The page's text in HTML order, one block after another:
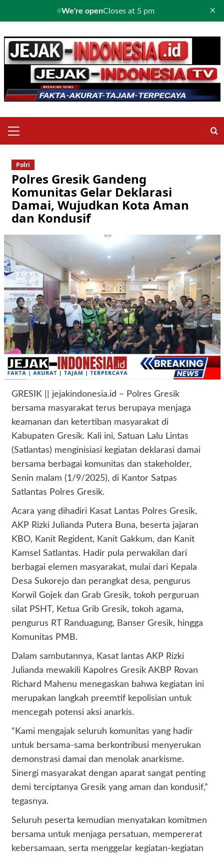
We're openCloses at 5 pm ×
to
content
Menu
Polri
Polres Gresik Gandeng
Komunitas Gelar Deklarasi
Damai, Wujudkan Kota Aman
dan Kondusif
GRESIK || jejakindonesia.id – Polres Gresik
bersama masyarakat terus berupaya menjaga
keamanan dan ketertiban masyarakat di
Kabupaten Gresik. Kali ini, Satuan Lalu Lintas
(Satlantas) menginisiasi kegiatan deklarasi damai
bersama berbagai komunitas dan stakeholder,
Senin malam (1/9/2025), di Kantor Satpas
Satlantas Polres Gresik.
Acara yang dihadiri Kasat Lantas Polres Gresik,
AKP Rizki Julianda Putera Buna, beserta jajaran
KBO, Kanit Regident, Kanit Gakkum, dan Kanit
Kamsel Satlantas. Hadir pula perwakilan dari
berbagai elemen masyarakat, mulai dari Kepala
Desa Sukorejo dan perangkat desa, pengurus
Korwil Gojek dan Grab Gresik, tokoh perguruan
silat PSHT, Ketua Grib Gresik, tokoh agama,
pengurus RT Randuagung, Banser Gresik, hingga
Komunitas PMB.
Dalam sambutannya, Kasat lantas AKP Rizki
Julianda mewakili Kapolres Gresik AKBP Rovan
Richard Mahenu menegaskan bahwa kegiatan ini
merupakan langkah preemtif kepolisian untuk
mencegah potensi aksi anarkis.
“Kami mengajak seluruh komunitas yang hadir
untuk bersama-sama berkontribusi menyerukan
demonstrasi damai dan menolak anarkisme.
Sinergi masyarakat dengan aparat sangat penting
demi terciptanya Gresik yang aman dan kondusif,”
tegasnya.
Seluruh peserta kemudian menyatakan komitmen
bersama untuk menjaga persatuan, mempererat
kebersamaan, serta menggelar kegiatan-kegiatan